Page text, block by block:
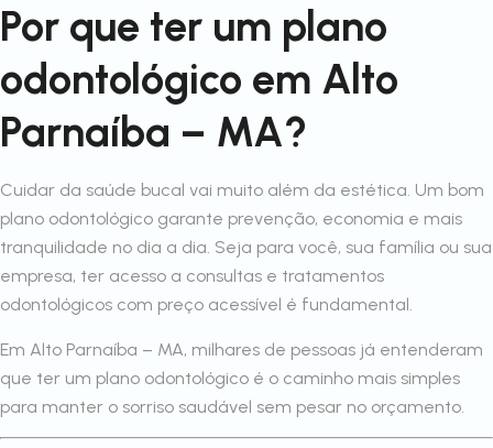
Por que ter um plano
odontológico em Alto
Parnaíba – MA?
Cuidar da saúde bucal vai muito além da estética. Um bom
plano odontológico garante prevenção, economia e mais
tranquilidade no dia a dia. Seja para você, sua família ou sua
empresa, ter acesso a consultas e tratamentos
odontológicos com preço acessível é fundamental.
Em Alto Parnaíba – MA, milhares de pessoas já entenderam
que ter um plano odontológico é o caminho mais simples
para manter o sorriso saudável sem pesar no orçamento.